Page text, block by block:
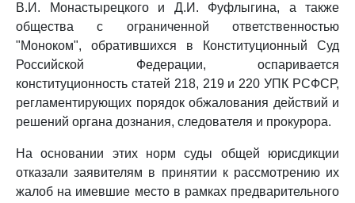
В.И. Монастырецкого и Д.И. Фуфлыгина, а также
общества с ограниченной ответственностью
"Моноком", обратившихся в Конституционный Суд
Российской Федерации, оспаривается
конституционность статей 218, 219 и 220 УПК РСФСР,
регламентирующих порядок обжалования действий и
решений органа дознания, следователя и прокурора.
На основании этих норм суды общей юрисдикции
отказали заявителям в принятии к рассмотрению их
жалоб на имевшие место в рамках предварительного